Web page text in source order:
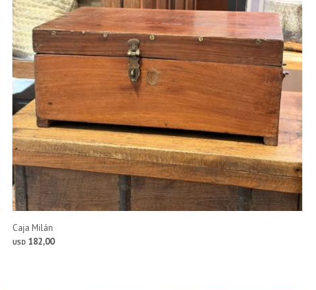
Caja Milán
USD 182,00